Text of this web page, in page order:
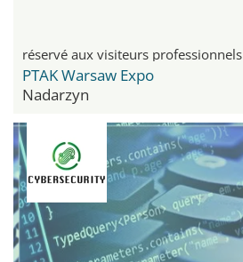
réservé aux visiteurs professionnels
PTAK Warsaw Expo
Nadarzyn